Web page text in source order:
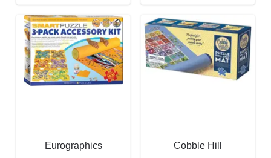
Eurographics
Cobble Hill